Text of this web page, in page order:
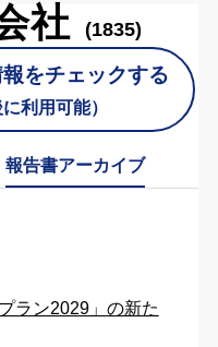
社 (1835)
をチェックする
利用可能）
報告書アーカイブ
ラン2029」の新た